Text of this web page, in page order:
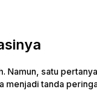
Namun, satu
menjadi tanda